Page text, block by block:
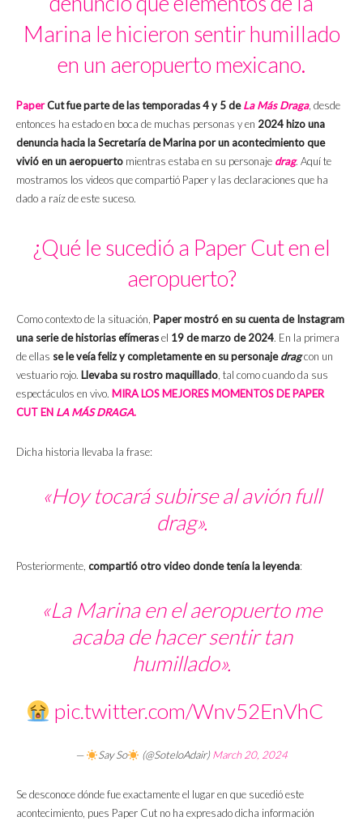
Marina le hicieron sentir humillado
en un aeropuerto mexicano.
PaperCut fue parte de las temporadas 4 y 5 deLa Más Draga, desde
entonces ha estado en boca de muchas personas y en 2024 hizo una
denuncia hacia la Secretaría de Marina por un acontecimiento que
vivió en un aeropuerto mientras estaba en su personaje drag. Aquí te
mostramos los videos que compartió Paper y las declaraciones que ha
dado a raíz de este suceso.
¿Qué le sucedió a Paper Cut en el
aeropuerto?
Como contexto de la situación, Paper mostró en su cuenta de Instagram
una serie de historias efímerasel 19 de marzo de 2024. En la primera
de ellas se le veía feliz y completamente en su personajedragcon un
vestuario rojo. Llevaba su rostro maquillado, tal como cuando da sus
espectáculos en vivo. MIRA LOS MEJORES MOMENTOS DE PAPER
CUT EN LA MÁS DRAGA.
Dicha historia llevaba la frase:
«Hoy tocará subirse al avión full
drag».
Posteriormente, compartió otro video donde tenía la leyenda:
«La Marina en el aeropuerto me
acaba de hacer sentir tan
humillado».
pic.twitter.com/Wnv52EnVhC
— Say So (@SoteloAdair)March 20, 2024
Se desconoce dónde fue exactamente el lugar en que sucedió este
acontecimiento, pues Paper Cut no ha expresado dicha información